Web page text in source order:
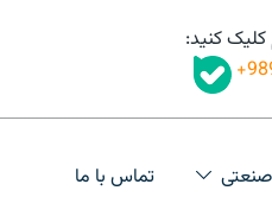
کلیک کنید:
تماس با ما